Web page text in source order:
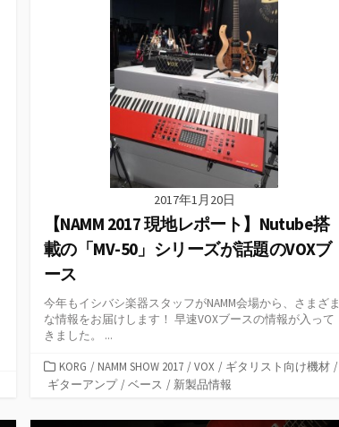
2017年1月20日
【NAMM 2017 現地レポート】Nutube搭
載の「MV-50」シリーズが話題のVOXブ
ース
今年もイシバシ楽器スタッフがNAMM会場から、さまざま
な情報をお届けします！ 早速VOXブースの情報が入って
きました。 ...
カ
テ
リ
KORG / NAMM SHOW 2017 / VOX / ギタリスト向け機材 /
ギターアンプ / ベース / 新製品情報